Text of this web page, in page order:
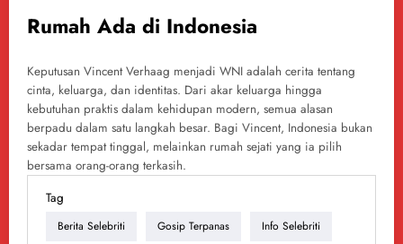
Rumah Ada di Indonesia
Keputusan Vincent Verhaag menjadi WNI adalah cerita tentang
cinta, keluarga, dan identitas. Dari akar keluarga hingga
kebutuhan praktis dalam kehidupan modern, semua alasan
berpadu dalam satu langkah besar. Bagi Vincent, Indonesia bukan
sekadar tempat tinggal, melainkan rumah sejati yang ia pilih
bersama orang-orang terkasih.
Tag
Berita Selebriti Gosip Terpanas Info Selebriti